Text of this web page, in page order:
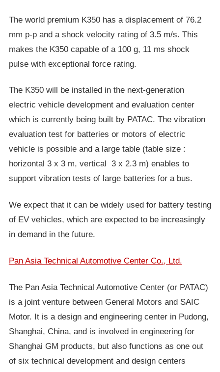
The world premium K350 has a displacement of 76.2
mm p-p and a shock velocity rating of 3.5 m/s. This
makes the K350 capable of a 100 g, 11 ms shock
pulse with exceptional force rating.
The K350 will be installed in the next-generation
electric vehicle development and evaluation center
which is currently being built by PATAC. The vibration
evaluation test for batteries or motors of electric
vehicle is possible and a large table (table size :
horizontal 3 x 3 m, vertical 3 x 2.3 m) enables to
support vibration tests of large batteries for a bus.
We expect that it can be widely used for battery testing
of EV vehicles, which are expected to be increasingly
in demand in the future.
Pan Asia Technical Automotive Center Co., Ltd.
The Pan Asia Technical Automotive Center (or PATAC)
is a joint venture between General Motors and SAIC
Motor. It is a design and engineering center in Pudong,
Shanghai, China, and is involved in engineering for
Shanghai GM products, but also functions as one out
of six technical development and design centers